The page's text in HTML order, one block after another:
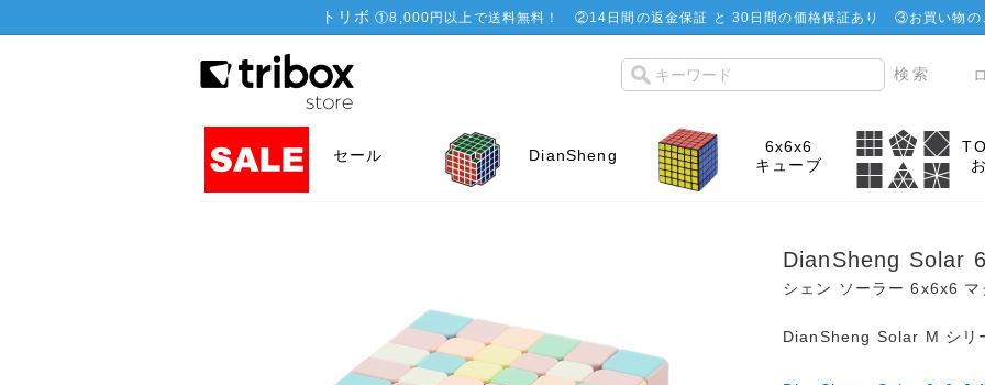
トリボ ①8,000円以上で送料無料！ ②14日間の返金保証 と 30日間の価格保証あり ③お買い物の
セール DianSheng
6x6x6
キューブ
DianSheng Solar
シェン ソーラー 6x6x6
DianSheng Solar M シリ